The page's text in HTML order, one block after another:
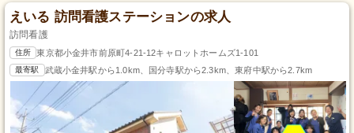
えいる 訪問看護ステーションの求人
訪問看護
住所 東京都小金井市前原町4-21-12キャロットホームズ1-101
最寄駅 武蔵小金井駅から1.0km、国分寺駅から2.3km、東府中駅から2.7km